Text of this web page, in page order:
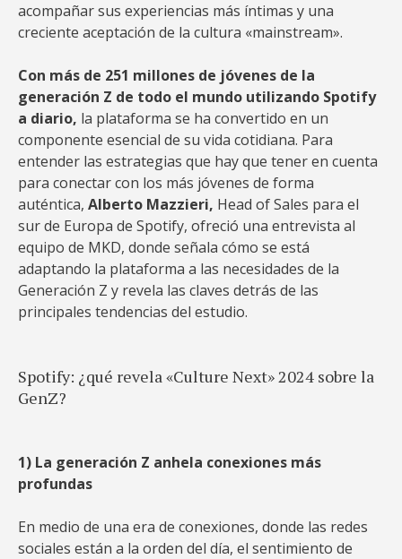
acompañar sus experiencias más íntimas y una
creciente aceptación de la cultura «mainstream».
Con más de 251 millones de jóvenes de la
generación Z de todo el mundo utilizando Spotify
a diario, la plataforma se ha convertido en un
componente esencial de su vida cotidiana. Para
entender las estrategias que hay que tener en cuenta
para conectar con los más jóvenes de forma
auténtica, Alberto Mazzieri, Head of Sales para el
sur de Europa de Spotify, ofreció una entrevista al
equipo de MKD, donde señala cómo se está
adaptando la plataforma a las necesidades de la
Generación Z y revela las claves detrás de las
principales tendencias del estudio.
Spotify: ¿qué revela «Culture Next» 2024 sobre la
GenZ?
1) La generación Z anhela conexiones más
profundas
En medio de una era de conexiones, donde las redes
sociales están a la orden del día, el sentimiento de